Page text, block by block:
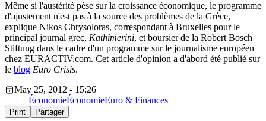
Même si l'austérité pèse sur la croissance économique, le programme
d'ajustement n'est pas à la source des problèmes de la Grèce,
explique Nikos Chrysoloras, correspondant à Bruxelles pour le
principal journal grec, Kathimerini, et boursier de la Robert Bosch
Stiftung dans le cadre d'un programme sur le journalisme européen
chez EURACTIV.com. Cet article d'opinion a d'abord été publié sur
le blog Euro Crisis.
May 25, 2012 - 15:26
ÉconomieÉconomieEuro & Finances
Print Partager